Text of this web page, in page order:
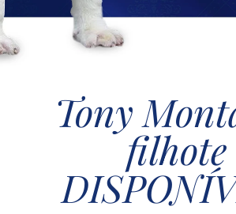
Tony
filhote